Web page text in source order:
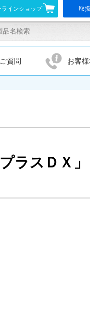
ラインショップ 取
質問 お客
ラスＤＸ」